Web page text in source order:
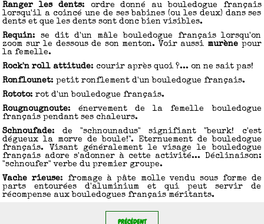
Ranger les dents: ordre donné au bouledogue français
lorsqu'il a coincé une de ses babines (ou les deux) dans ses
dents et que les dents sont donc bien visibles.
Requin: se dit d'un mâle bouledogue français lorsqu'on
zoom sur le dessous de son menton. Voir aussi murène pour
la femelle.
Rock'n roll attitude: courir après quoi ?... on ne sait pas!
Ronflounet: petit ronflement d'un bouledogue français.
Rototo: rot d'un bouledogue français.
Rougnougnoute: énervement de la femelle bouledogue
français pendant ses chaleurs.
Schnoufade: de "schnounadus" signifiant "beurk! c'est
dégueux la morve de boule!". Eternuement de bouledogue
français. Visant généralement le visage le bouledogue
français adore s'adonner à cette activité... Déclinaison:
"schnoufer" verbe du premier groupe.
Vache rieuse: fromage à pâte molle vendu sous forme de
parts entourées d'aluminium et qui peut servir de
récompense aux bouledogues français méritants.
PRÉCÉDENT